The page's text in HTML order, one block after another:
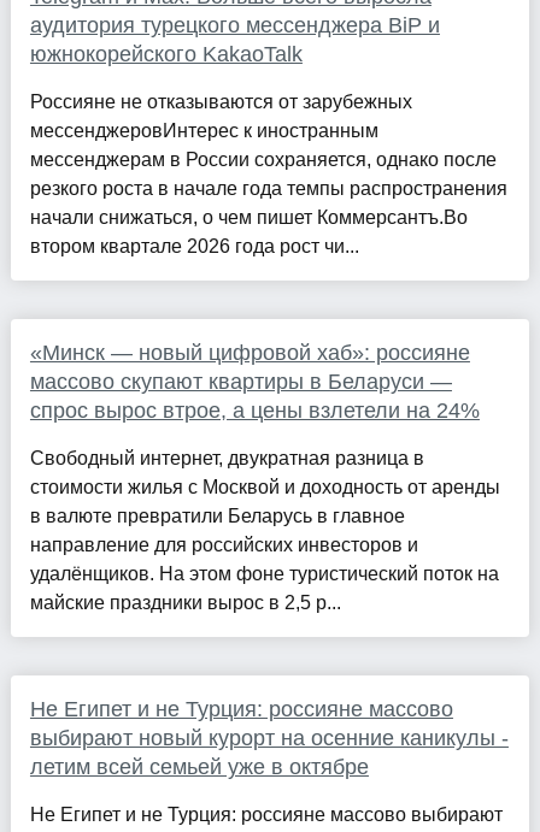
аудитория турецкого мессенджера BiP и
южнокорейского KakaoTalk
Россияне не отказываются от зарубежных
мессенджеровИнтерес к иностранным
мессенджерам в России сохраняется, однако после
резкого роста в начале года темпы распространения
начали снижаться, о чем пишет Коммерсантъ.Во
втором квартале 2026 года рост чи...
«Минск — новый цифровой хаб»: россияне
массово скупают квартиры в Беларуси —
спрос вырос втрое, а цены взлетели на 24%
Свободный интернет, двукратная разница в
стоимости жилья с Москвой и доходность от аренды
в валюте превратили Беларусь в главное
направление для российских инвесторов и
удалёнщиков. На этом фоне туристический поток на
майские праздники вырос в 2,5 р...
Не Египет и не Турция: россияне массово
выбирают новый курорт на осенние каникулы -
летим всей семьей уже в октябре
Не Египет и не Турция: россияне массово выбирают